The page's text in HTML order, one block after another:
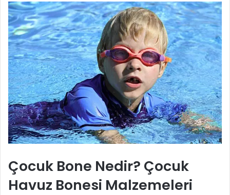
Çocuk Bone Nedir? Çocuk
Havuz Bonesi Malzemeleri